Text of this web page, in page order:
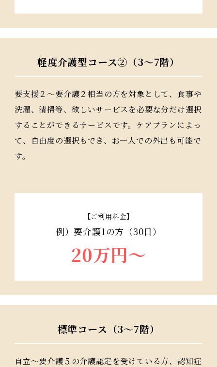
軽度介護型コース②（3～7階）
要支援２〜要介護２相当の方を対象として、食事や
洗濯、清掃等、欲しいサービスを必要な分だけ選択
することができるサービスです。ケアプランによっ
て、自由度の選択もでき、お一人での外出も可能で
す。
【ご利用料金】
例）要介護1の方（30日）
20万円〜
標準コース（3～7階）
自立〜要介護５の介護認定を受けている方、認知症